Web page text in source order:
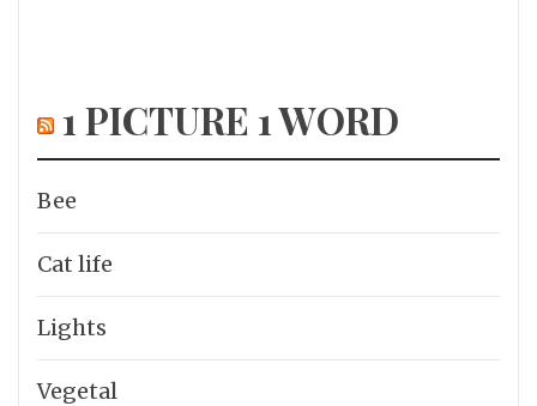
1 PICTURE 1 WORD
Bee
Cat life
Lights
Vegetal